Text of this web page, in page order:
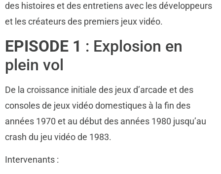
des histoires et des entretiens avec les développeurs
et les créateurs des premiers jeux vidéo.
EPISODE 1 : Explosion en
plein vol
De la croissance initiale des jeux d’arcade et des
consoles de jeux vidéo domestiques à la fin des
années 1970 et au début des années 1980 jusqu’au
crash du jeu vidéo de 1983.
Intervenants :